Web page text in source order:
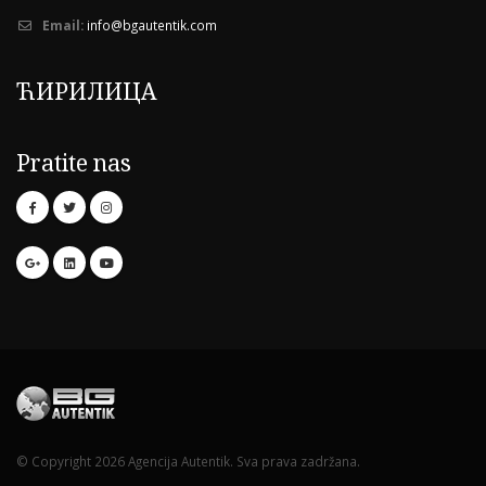
Email: info@bgautentik.com
ЋИРИЛИЦА
Pratite nas
© Copyright 2026 Agencija Autentik. Sva prava zadržana.